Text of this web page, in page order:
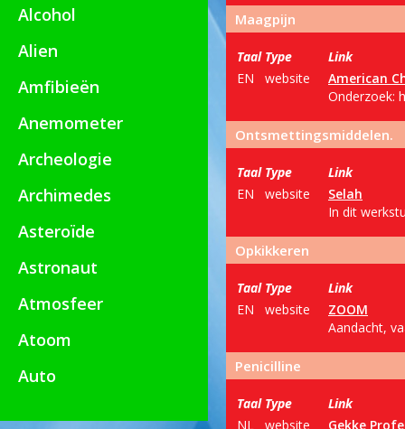
Alcohol
Alien
Amfibieën
Anemometer
Archeologie
Archimedes
Asteroïde
Astronaut
Atmosfeer
Atoom
Auto
Maagpijn
Taal Type
Link
EN
website
American
Onderzoek:
Ontsmettingsmiddelen.
Taal Type
Link
EN
website
Selah
In dit
Opkikkeren
Taal Type
Link
EN
website
ZOOM
Aandacht,
Penicilline
Taal Type
Link
NL
website
Gekke